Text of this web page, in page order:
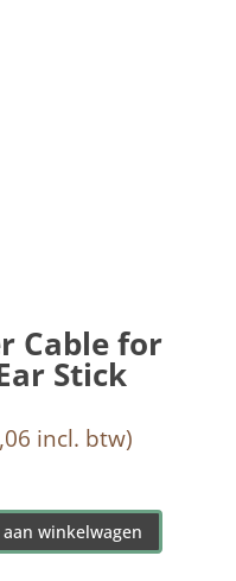
Cable for
Stick
incl. btw)
aan winkelwagen